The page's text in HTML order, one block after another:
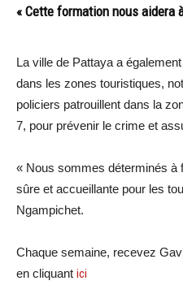
« Cette formation nous
La ville de Pattaya a
dans les zones touristiques,
policiers patrouillent dans la
7, pour prévenir le crime et
« Nous sommes déterminés à
sûre et accueillante pour les
Ngampichet.
Chaque semaine, recevez
en cliquant ici